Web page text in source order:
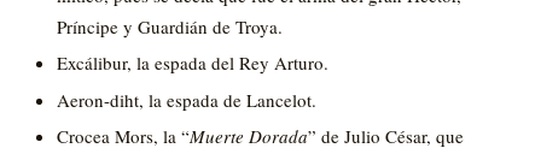
Príncipe y Guardián de Troya.
Excálibur, la espada del Rey Arturo.
Aeron-diht, la espada de Lancelot.
Crocea Mors, la “Muerte Dorada” de Julio César, que